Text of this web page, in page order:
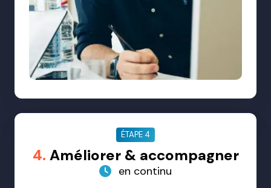
ÉTAPE 4
4. Améliorer & accompagner
en continu